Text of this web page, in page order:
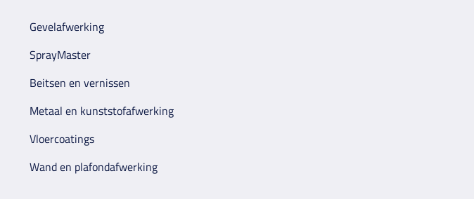
Gevelafwerking
SprayMaster
Beitsen en vernissen
Metaal en kunststofafwerking
Vloercoatings
Wand en plafondafwerking